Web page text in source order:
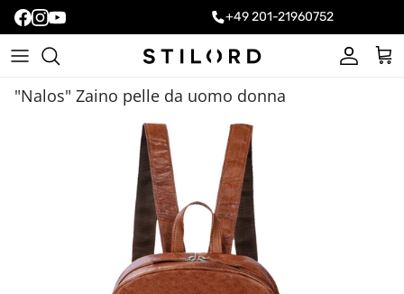
+49 201-21960752
Account
"Nalos" Zaino pelle da uomo donna